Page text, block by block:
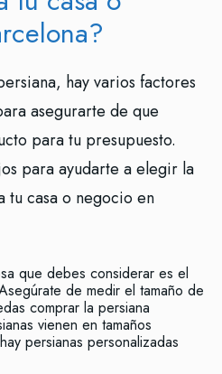
hay varios factores
asegurarte de que
para tu presupuesto.
para ayudarte a elegir la
tu casa o negocio en
que debes considerar es el
de medir el tamaño de
comprar la persiana
vienen en tamaños
persianas personalizadas